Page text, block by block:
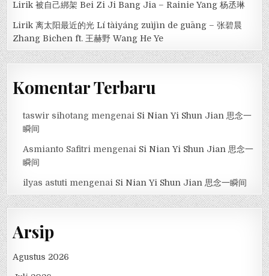
Lirik 被自己綁架 Bei Zi Ji Bang Jia – Rainie Yang 杨丞琳
Lirik 离太阳最近的光 Lí tàiyáng zuìjìn de guāng – 张碧晨
Zhang Bichen ft. 王赫野 Wang He Ye
Komentar Terbaru
taswir sihotang mengenai Si Nian Yi Shun Jian 思念一
瞬间
Asmianto Safitri mengenai Si Nian Yi Shun Jian 思念一
瞬间
ilyas astuti mengenai Si Nian Yi Shun Jian 思念一瞬间
Arsip
Agustus 2026